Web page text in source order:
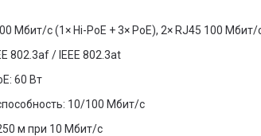
Мбит/с (1× Hi-PoE + 3× PoE), 2× RJ45 100 Мбит/
802.3af / IEEE 802.3at
60 Вт
10/100 Мбит/с
м при 10 Мбит/с